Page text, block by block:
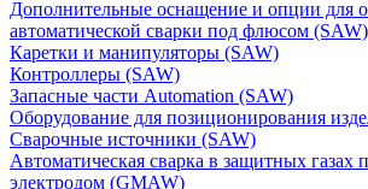
Дополнительные оснащение и опции для
автоматической сварки под флюсом (SAW)
Каретки и манипуляторы (SAW)
Контроллеры (SAW)
Запасные части Automation (SAW)
Оборудование для позиционирования
Сварочные источники (SAW)
Автоматическая сварка в защитных газах
электродом (GMAW)